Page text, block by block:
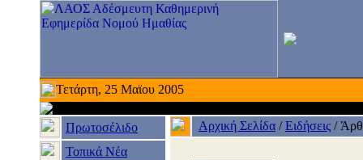
Τετάρτη, 25 Μαϊου 2005
Πρωτοσέλιδο
Τοπικά Νέα
Αρχική Σελίδα /Ειδήσεις /